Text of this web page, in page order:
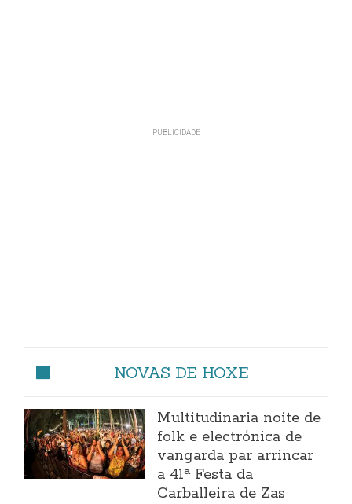
NOVAS DE HOXE
Multitudinaria noite de
folk e electrónica de
vangarda par arrincar
a 41ª Festa da
Carballeira de Zas